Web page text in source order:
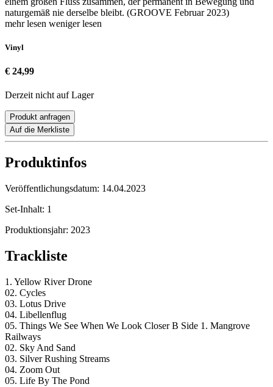
naturgemäß nie derselbe bleibt. (GROOVE Februar 2023)
mehr lesen weniger lesen
Vinyl
€ 24,99
Derzeit nicht auf Lager
Produkt anfragen
Auf die Merkliste
Produktinfos
Veröffentlichungsdatum: 14.04.2023
Set-Inhalt: 1
Produktionsjahr: 2023
Trackliste
1. Yellow River Drone
02. Cycles
03. Lotus Drive
04. Libellenflug
05. Things We See When We Look Closer B Side 1. Mangrove
Railways
02. Sky And Sand
03. Silver Rushing Streams
04. Zoom Out
05. Life By The Pond